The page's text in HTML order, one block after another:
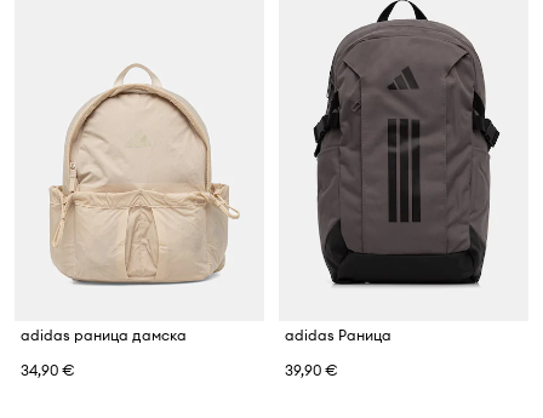
adidas раница дамска
34,90 €
adidas Раница
39,90 €